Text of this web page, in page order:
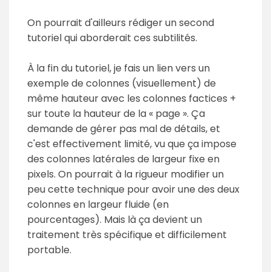
On pourrait d'ailleurs rédiger un second
tutoriel qui aborderait ces subtilités.
À la fin du tutoriel, je fais un lien vers un
exemple de colonnes (visuellement) de
même hauteur avec les colonnes factices +
sur toute la hauteur de la « page ». Ça
demande de gérer pas mal de détails, et
c'est effectivement limité, vu que ça impose
des colonnes latérales de largeur fixe en
pixels. On pourrait à la rigueur modifier un
peu cette technique pour avoir une des deux
colonnes en largeur fluide (en
pourcentages). Mais là ça devient un
traitement très spécifique et difficilement
portable.